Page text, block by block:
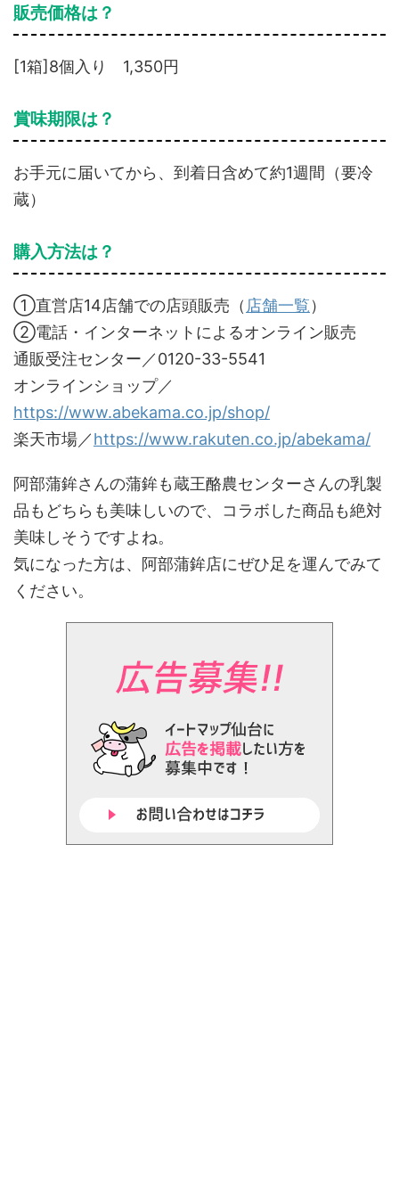
販売価格は？
[1箱]8個入り 1,350円
賞味期限は？
お手元に届いてから、到着日含めて約1週間（要冷
蔵）
購入方法は？
①直営店14店舗での店頭販売（ 店舗一覧）
②電話・インターネットによるオンライン販売
通販受注センター／0120-33-5541
オンラインショップ／
https://www.abekama.co.jp/shop/
楽天市場／https://www.rakuten.co.jp/abekama/
阿部蒲鉾さんの蒲鉾も蔵王酪農センターさんの乳製
品もどちらも美味しいので、コラボした商品も絶対
美味しそうですよね。
気になった方は、阿部蒲鉾店にぜひ足を運んでみて
ください。